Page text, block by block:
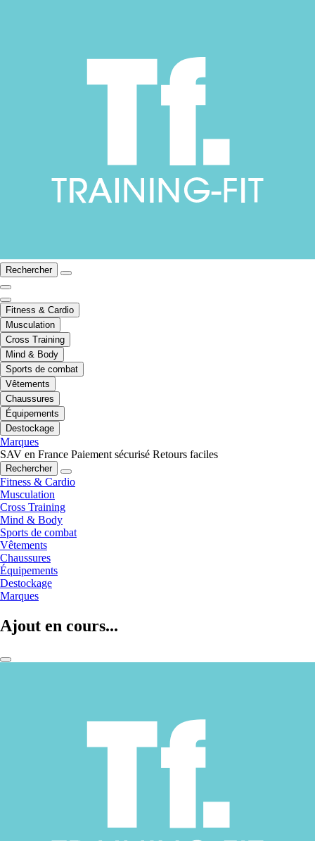
Rechercher
Fitness & Cardio
Musculation
Cross Training
Mind & Body
Sports de combat
Vêtements
Chaussures
Équipements
Destockage
Marques
SAV en France Paiement sécurisé Retours faciles
Rechercher
Fitness & Cardio
Musculation
Cross Training
Mind & Body
Sports de combat
Vêtements
Chaussures
Équipements
Destockage
Marques
Ajout en cours...